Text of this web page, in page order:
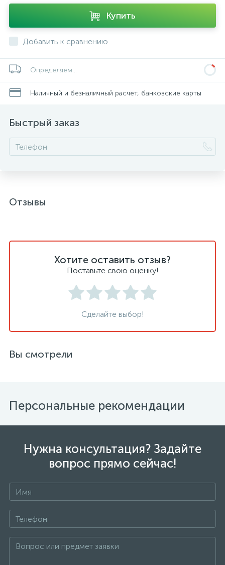
Купить
Добавить к сравнению
Определяем...
Наличный и безналичный расчет, банковские карты
Быстрый заказ
Отзывы
Хотите оставить отзыв?
Поставьте свою оценку!
Сделайте выбор!
Вы смотрели
Персональные рекомендации
Нужна консультация? Задайте
вопрос прямо сейчас!